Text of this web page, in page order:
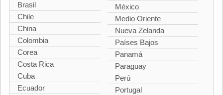
Brasil
Chile
China
Colombia
Corea
Costa Rica
Cuba
Ecuador
México
Medio Oriente
Nueva Zelanda
Países Bajos
Panamá
Paraguay
Perú
Portugal